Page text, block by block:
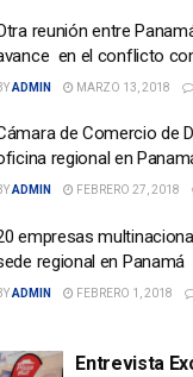
reunión entre
en el conflicto
ADMIN MARZO 13, 2018
de Comercio de
regional en
ADMIN FEBRERO 27, 2018
empresas
regional en Panamá
ADMIN FEBRERO 1, 2018
Entrevista